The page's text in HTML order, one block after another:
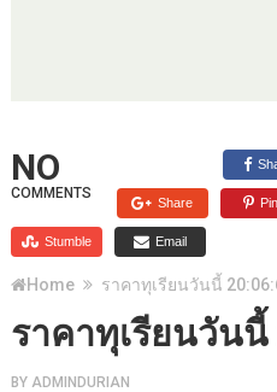
NO
COMMENTS
Share
Stumble Email
Home ราคาทุเรียนวันนี้
ราคาทุเรียนวันนี้
BY ADMINDURIAN